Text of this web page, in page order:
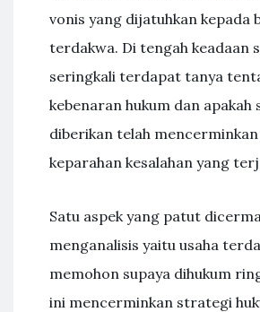
vonis yang dijatuhkan kepada
terdakwa. Di tengah keadaan
seringkali terdapat tanya
kebenaran hukum dan apakah
diberikan telah
keparahan kesalahan yang
Satu aspek yang patut
menganalisis yaitu usaha
memohon supaya dihukum
ini mencerminkan strategi